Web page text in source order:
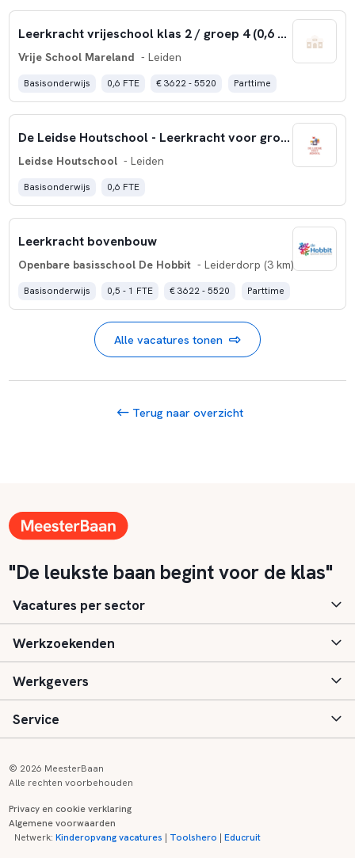
Leerkracht vrijeschool klas 2 / groep 4 (0,6 fte)
Vrije School Mareland - Leiden
Basisonderwijs 0,6 FTE € 3622 - 5520 Parttime
De Leidse Houtschool - Leerkracht voor groep 7
Leidse Houtschool - Leiden
Basisonderwijs 0,6 FTE
Leerkracht bovenbouw
Openbare basisschool De Hobbit - Leiderdorp (3 km)
Basisonderwijs 0,5 - 1 FTE € 3622 - 5520 Parttime
Alle vacatures tonen
Terug naar overzicht
"De leukste baan begint voor de klas"
Vacatures per sector
Basisonderwijs
Speciaal (basis) onderwijs
Voortgezet onderwijs
Kinderopvang
Werkzoekenden
Aanmelden
Vacatures
Zij-instroom informatie
Werkgevers
Inloggen
Registreren
Service
Onderwijs links
© 2026 MeesterBaan
Alle rechten voorbehouden
Privacy en cookie verklaring
Algemene voorwaarden
Netwerk:Kinderopvang vacatures | Toolshero |Educruit